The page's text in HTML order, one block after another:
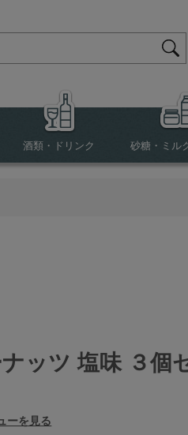
酒類・ドリンク 砂糖・ミル
ッツ 塩味 ３個
ーを見る